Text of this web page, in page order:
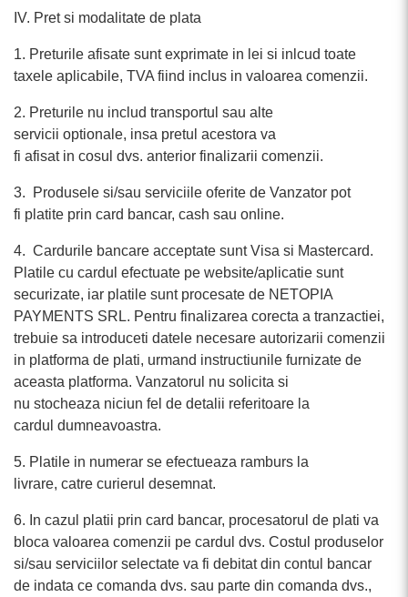
IV. Pret si modalitate de plata
1. Preturile afisate sunt exprimate in lei si inlcud toate
taxele aplicabile, TVA fiind inclus in valoarea comenzii.
2. Preturile nu includ transportul sau alte
servicii optionale, insa pretul acestora va
fi afisat in cosul dvs. anterior finalizarii comenzii.
3. Produsele si/sau serviciile oferite de Vanzator pot
fi platite prin card bancar, cash sau online.
4. Cardurile bancare acceptate sunt Visa si Mastercard.
Platile cu cardul efectuate pe website/aplicatie sunt
securizate, iar platile sunt procesate de NETOPIA
PAYMENTS SRL. Pentru finalizarea corecta a tranzactiei,
trebuie sa introduceti datele necesare autorizarii comenzii
in platforma de plati, urmand instructiunile furnizate de
aceasta platforma. Vanzatorul nu solicita si
nu stocheaza niciun fel de detalii referitoare la
cardul dumneavoastra.
5. Platile in numerar se efectueaza ramburs la
livrare, catre curierul desemnat.
6. In cazul platii prin card bancar, procesatorul de plati va
bloca valoarea comenzii pe cardul dvs. Costul produselor
si/sau serviciilor selectate va fi debitat din contul bancar
de indata ce comanda dvs. sau parte din comanda dvs.,